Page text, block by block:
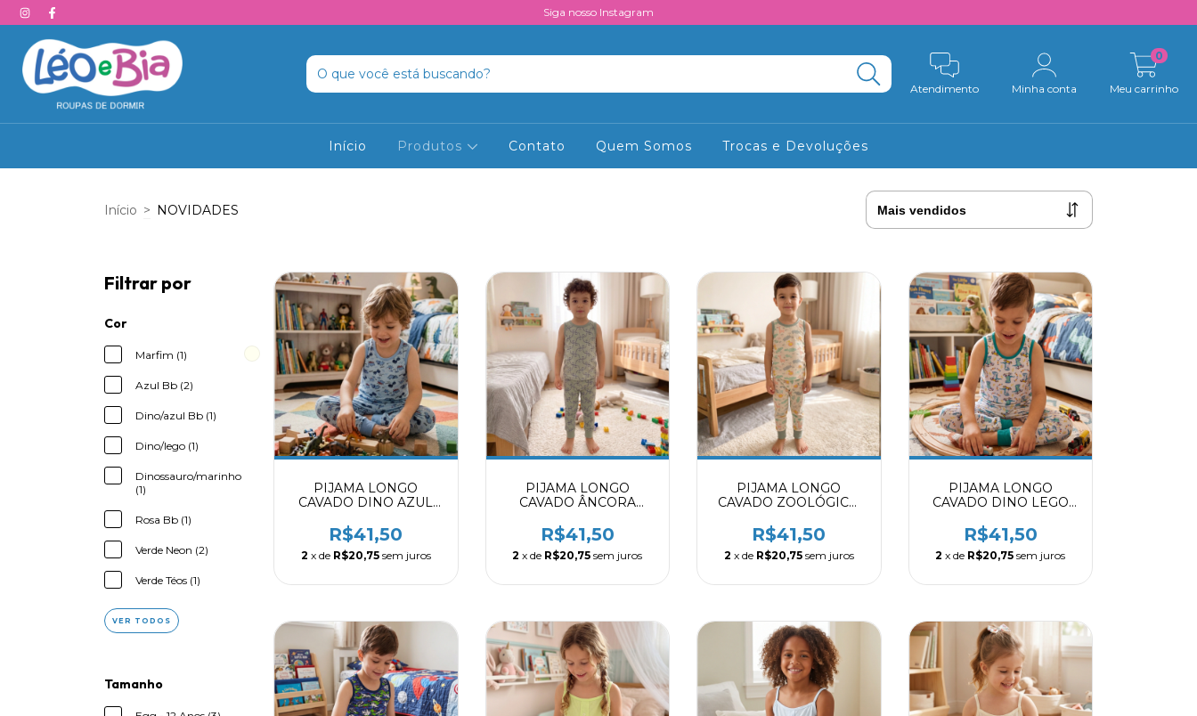
Siga nosso Instagram
Atendimento Minha conta Meu carrinho
0
Início Produtos Contato Quem Somos Trocas e Devoluções
Início > NOVIDADES
Filtrar por
Cor
Marfim (1)
Azul Bb (2)
Dino/azul Bb (1)
Dino/lego (1)
Dinossauro/marinho
(1)
Rosa Bb (1)
Verde Neon (2)
Verde Téos (1)
VER TODOS
Tamanho
PIJAMA LONGO
CAVADO DINO AZUL
R$41,50
2 x de R$20,75 sem juros
PIJAMA LONGO
CAVADO ÂNCORA
R$41,50
2 x de R$20,75 sem juros
PIJAMA LONGO
CAVADO ZOOLÓGICO
R$41,50
2 x de R$20,75 sem juros
PIJAMA LONGO
CAVADO DINO LEGO
R$41,50
2 x de R$20,75 sem juros